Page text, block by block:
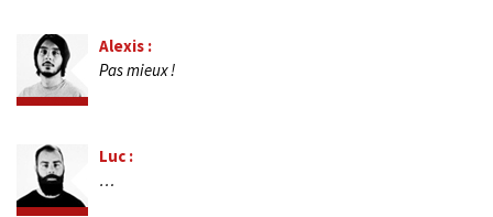
Alexis :
Pas mieux !
Luc :
…